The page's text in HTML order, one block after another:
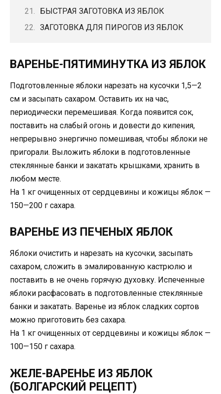
БЫСТРАЯ ЗАГОТОВКА ИЗ ЯБЛОК
ЗАГОТОВКА ДЛЯ ПИРОГОВ ИЗ ЯБЛОК
ВАРЕНЬЕ-ПЯТИМИНУТКА ИЗ ЯБЛОК
Подготовлeнные яблоки нарезать на кусочки 1,5—2
см и засыпать сахаром. Оставить их на час,
периодически перемешивая. Когда появится сок,
поставить на слабый огонь и довести до кипения,
непрерывно энергично помешивая, чтобы яблоки не
пригорали. Выложить яблоки в подготовленные
стеклянные банки и закатать крышками, хранить в
любом месте.
На 1 кг очищенных от сердцевины и кожицы яблок —
150—200 г сaxара.
ВАРЕНЬЕ ИЗ ПЕЧЕНЫХ ЯБЛОК
Яблоки очистить и нарезать на кусочки, засыпать
сахаром, сложить в эмалированную кастрюлю и
поставить в не очень горячую духовку. Испеченные
яблоки расфасовать в подготовленные стеклянные
банки и закатать. Варенье из яблок сладких сортов
можно приготовить без сахара.
На 1 кг очищенных от сердцевины и кожицы яблок —
100—150 г сахара.
ЖЕЛЕ-ВАРЕНЬЕ ИЗ ЯБЛОК
(БОЛГАРСКИЙ РЕЦЕПТ)